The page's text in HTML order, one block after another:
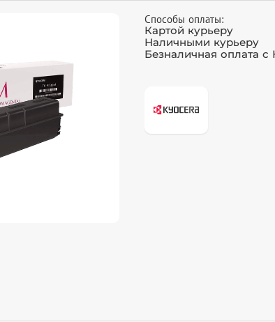
Способы оплаты:
Картой курьеру
Наличными курьеру
Безналичная оплата с